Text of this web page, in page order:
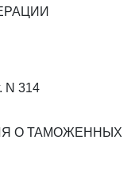
N 314
О ТАМОЖЕННЫХ